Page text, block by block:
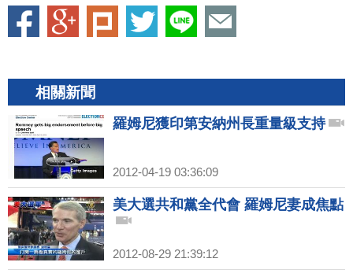
相關新聞
羅姆尼獲印第安納州長重量級支持
2012-04-19 03:36:09
美大選共和黨全代會 羅姆尼妻成焦點
2012-08-29 21:39:12